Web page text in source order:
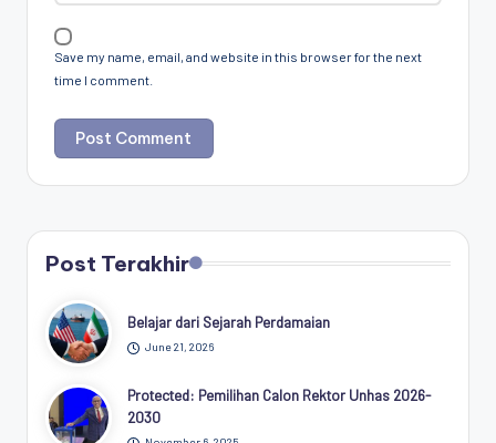
Save my name, email, and website in this browser for the next
time I comment.
Post Terakhir
Belajar dari Sejarah Perdamaian
June 21, 2026
Protected: Pemilihan Calon Rektor Unhas 2026-
2030